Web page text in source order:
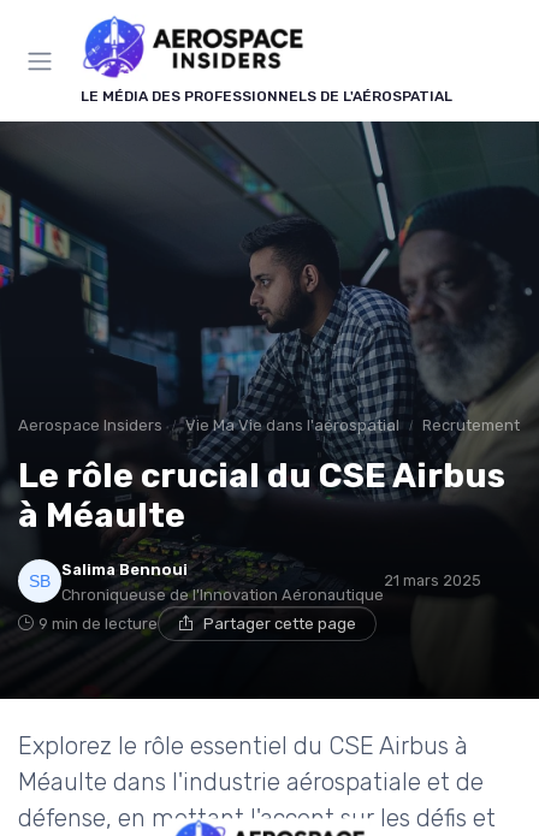
LE MÉDIA DES PROFESSIONNELS DE L'AÉROSPATIAL
Aerospace Insiders Vie Ma Vie dans l'aérospatial Recrutement
Le rôle crucial du CSE Airbus
à Méaulte
Salima Bennoui
Chroniqueuse de l'Innovation Aéronautique
21 mars 2025
9 min de lecture Partager cette page
Explorez le rôle essentiel du CSE Airbus à
Méaulte dans l'industrie aérospatiale et de
défense, en mettant l'accent sur les défis et
Panneau de gestion des cookies